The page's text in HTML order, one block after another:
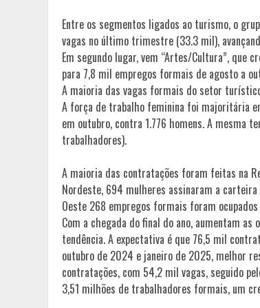
Entre os segmentos ligados ao turismo, o
vagas no último trimestre (33.3 mil),
Em segundo lugar, vem “Artes/Cultura”,
para 7,8 mil empregos formais de agosto a
A maioria das vagas formais do setor
A força de trabalho feminina foi majoritária
em outubro, contra 1.776 homens. A mesma
trabalhadores).
A maioria das contratações foram feitas na
Nordeste, 694 mulheres assinaram a
Oeste 268 empregos formais foram
Com a chegada do final do ano, aumentam
tendência. A expectativa é que 76,5 mil
outubro de 2024 e janeiro de 2025, melhor
contratações, com 54,2 mil vagas, seguido
3,51 milhões de trabalhadores formais, um